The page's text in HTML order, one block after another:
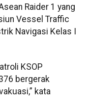
Raider 1 yang
Vessel Traffic
Navigasi Kelas I
KSOP
bergerak
kata